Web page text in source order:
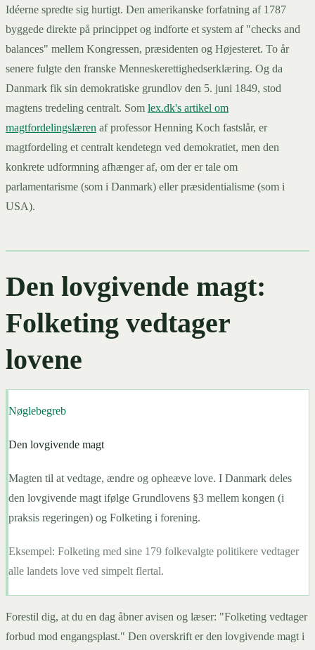
Idéerne spredte sig hurtigt. Den amerikanske forfatning af 1787
byggede direkte på princippet og indforte et system af "checks and
balances" mellem Kongressen, præsidenten og Højesteret. To år
senere fulgte den franske Menneskerettighedserklæring. Og da
Danmark fik sin demokratiske grundlov den 5. juni 1849, stod
magtens tredeling centralt. Som lex.dk's artikel om
magtfordelingslæren af professor Henning Koch fastslår, er
magtfordeling et centralt kendetegn ved demokratiet, men den
konkrete udformning afhænger af, om der er tale om
parlamentarisme (som i Danmark) eller præsidentialisme (som i
USA).
Den lovgivende magt:
Folketing vedtager
lovene
Nøglebegreb
Den lovgivende magt
Magten til at vedtage, ændre og opheæve love. I Danmark deles
den lovgivende magt ifølge Grundlovens §3 mellem kongen (i
praksis regeringen) og Folketing i forening.
Eksempel: Folketing med sine 179 folkevalgte politikere vedtager
alle landets love ved simpelt flertal.
Forestil dig, at du en dag åbner avisen og læser: "Folketing vedtager
forbud mod engangsplast." Den overskrift er den lovgivende magt i